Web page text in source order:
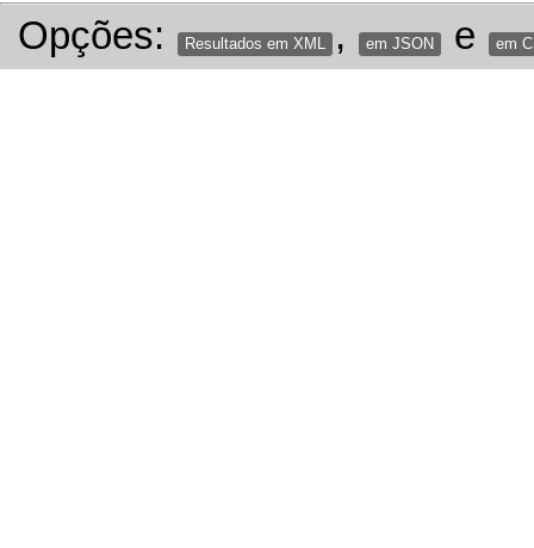
Opções: Resultados em XML , em JSON e em